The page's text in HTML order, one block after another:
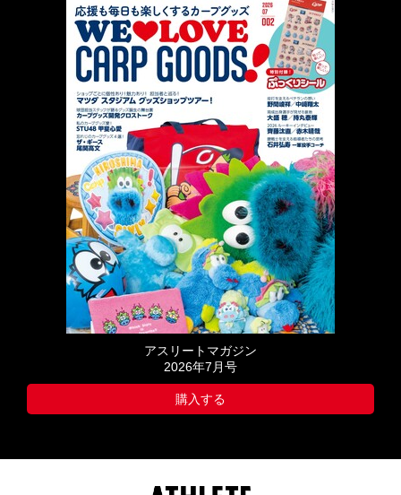
アスリートマガジン
2026年7月号
購入する